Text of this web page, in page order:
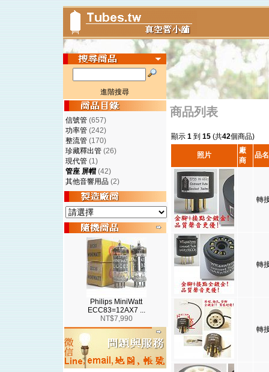
進階搜尋
信號管 (657)
功率管 (242)
整流管 (170)
珍藏釋出管 (26)
現代管 (1)
管座 屏帽 (42)
其他音響用品 (2)
Philips MiniWatt
ECC83=12AX7 ...
NT$7,990
商品列表
顯示 1 到 15 (共42個商品)
照片
廠
商
品
轉
轉
轉